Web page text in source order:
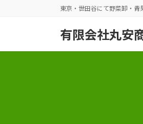
東京・世田谷にて野菜卸・青
有限会社丸安